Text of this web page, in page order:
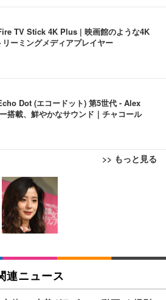
TV Stick 4K Plus | 映画館のような4K
ーミングメディアプレイヤー
Dot (エコードット) 第5世代 - Alex
搭載、鮮やかなサウンド｜チャコール
>> もっと見る
オフィスチェア 椅子 テレワーク 疲れな
式アームレスト コンパクト 約105度ロッ
事務椅子 360度回転 座面昇降 強化ナイロ
ス 通気性メッシュ 在宅ワーク H-WY01
+黒足)
オフィスチェア／デスクチェア メッシ
間工学 疲れない ブラック
ネス向けプレミアムモニター | FlexScan
WT | 31.5型4K UHD・USB Type-C・ホワ
ス向けプレミアムモニター | FlexScan
ーシック ペットシーツ 薄型 レギュラー 1
無香料 ホワイト 300枚
シック ペットシーツ 厚型 ワイド 42枚
ホワイト(吸収面:ライトブルー)
連ニュース